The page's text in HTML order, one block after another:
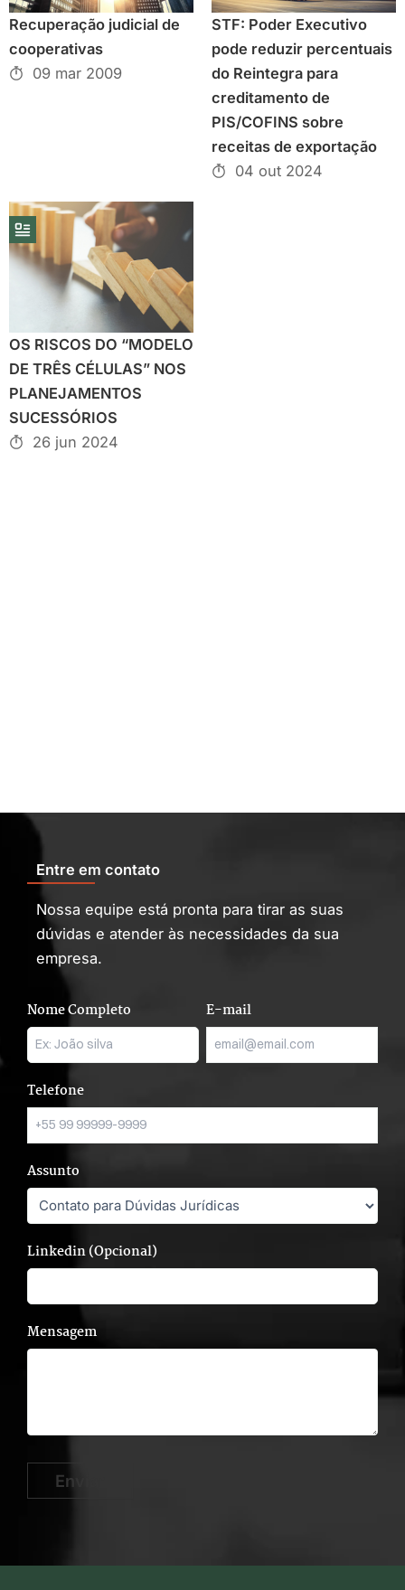
Recuperação judicial de
cooperativas
09 mar 2009
STF: Poder Executivo
pode reduzir percentuais
do Reintegra para
creditamento de
PIS/COFINS sobre
receitas de exportação
04 out 2024
OS RISCOS DO “MODELO
DE TRÊS CÉLULAS” NOS
PLANEJAMENTOS
SUCESSÓRIOS
26 jun 2024
Entre em contato
Nossa equipe está pronta para tirar as suas
dúvidas e atender às necessidades da sua
empresa.
Nome Completo E-mail
Telefone
Assunto
Linkedin (Opcional)
Mensagem
Enviar